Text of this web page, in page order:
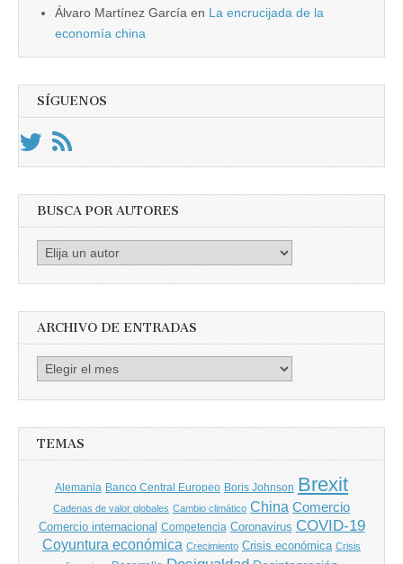
Álvaro Martínez García en La encrucijada de la
economía china
SÍGUENOS
BUSCA POR AUTORES
Busca
ARCHIVO DE ENTRADAS
Archivo
TEMAS
Alemania Banco Central Europeo Boris Johnson Brexit
Cadenas de valor globales Cambio climático China Comercio
Comercio internacional Competencia Coronavirus COVID-19
Coyuntura económica Crecimiento Crisis económica Crisis